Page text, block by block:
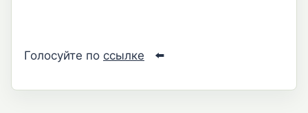
Голосуйте по ссылке ⬅️